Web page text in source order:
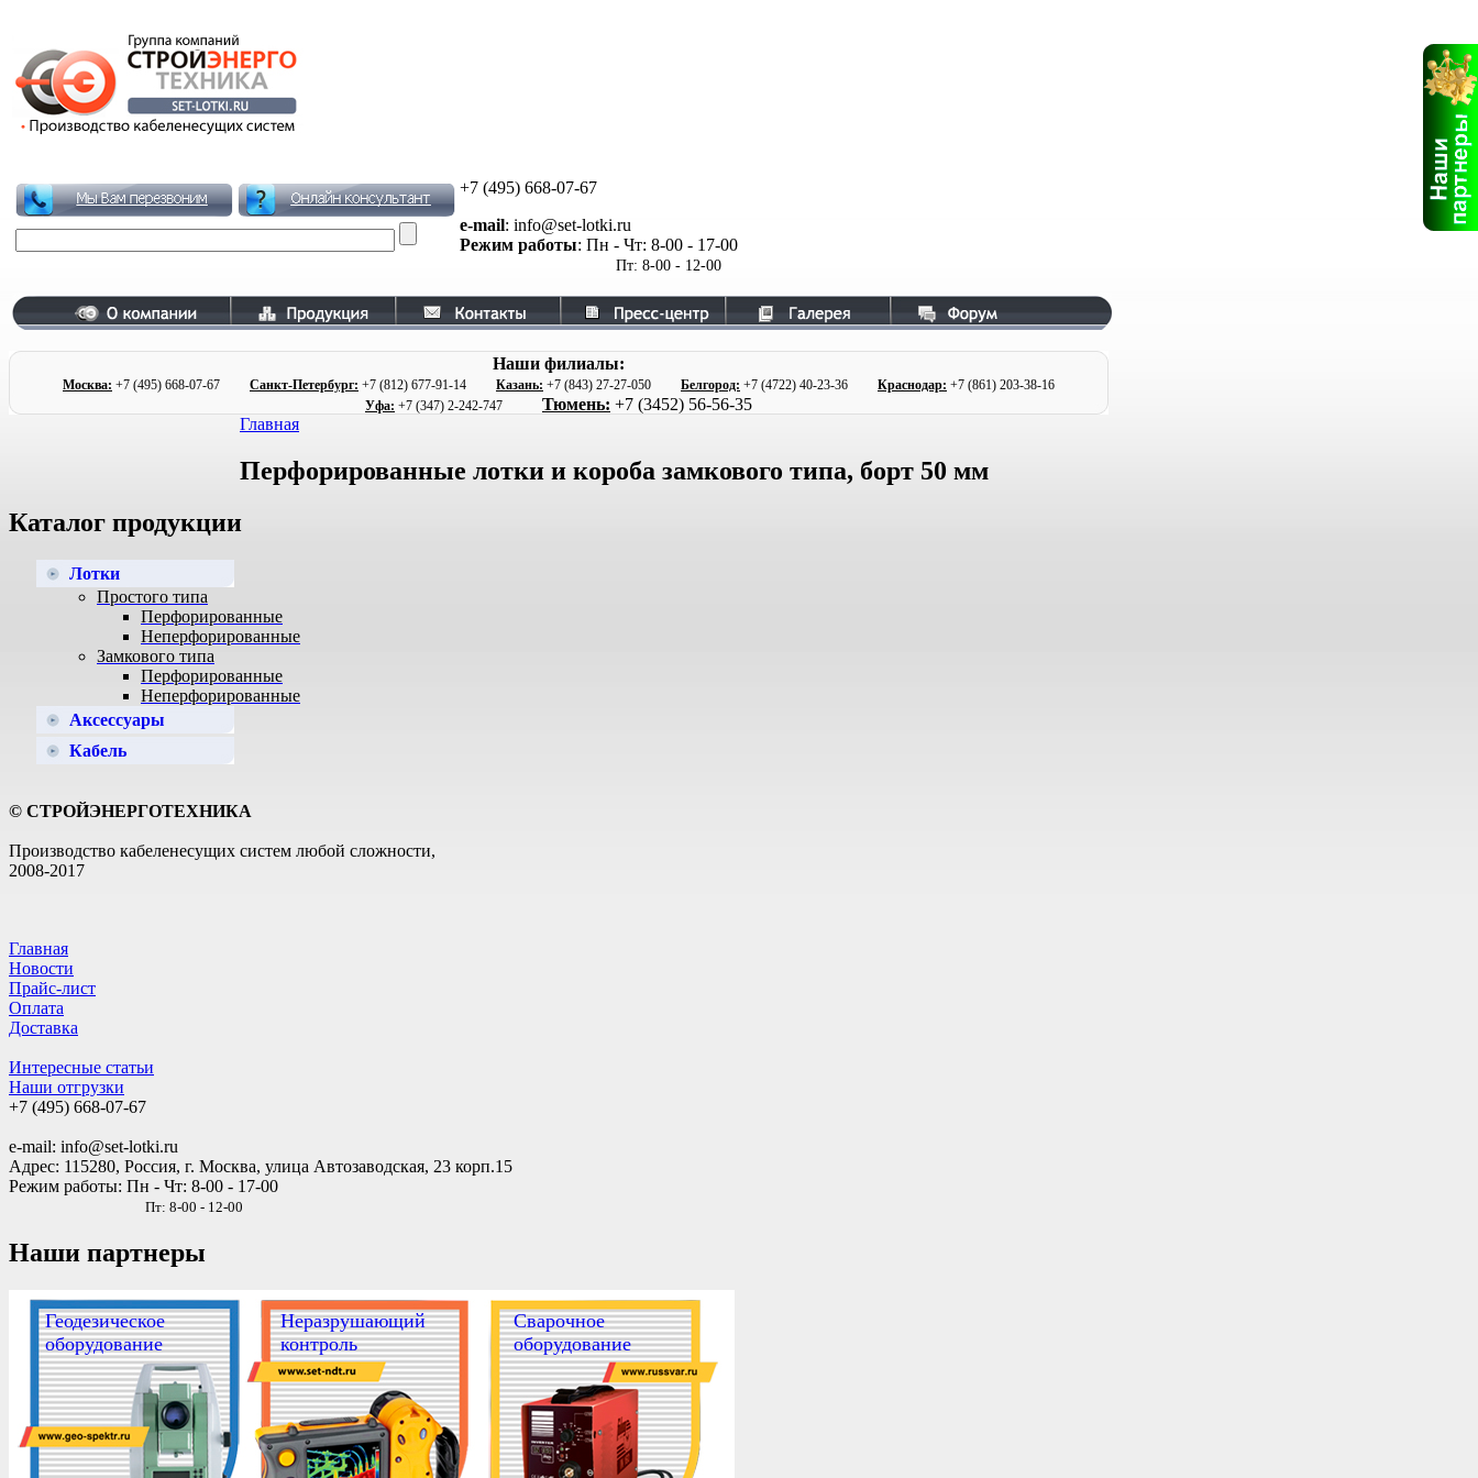
+7 (495) 668-07-67
e-mail: info@set-lotki.ru
Режим работы: Пн - Чт: 8-00 - 17-00
Пт: 8-00 - 12-00
Наши филиалы:
Москва: +7 (495) 668-07-67 Санкт-Петербург: +7 (812) 677-91-14 Казань: +7 (843) 27-27-050 Белгород: +7 (4722) 40-23-36 Краснодар: +7 (861) 203-38-16
Уфа: +7 (347) 2-242-747 Тюмень: +7 (3452) 56-56-35
Главная
Перфорированные лотки и короба замкового типа, борт 50 мм
Каталог продукции
Лотки
Простого типа
Перфорированные
Неперфорированные
Замкового типа
Перфорированные
Неперфорированные
Аксессуары
Кабель
© СТРОЙЭНЕРГОТЕХНИКА
Производство кабеленесущих систем любой сложности,
2008-2017
Главная
Новости
Прайс-лист
Оплата
Доставка
Интересные статьи
Наши отгрузки
+7 (495) 668-07-67
e-mail: info@set-lotki.ru
Адрес: 115280, Россия, г. Москва, улица Автозаводская, 23 корп.15
Режим работы: Пн - Чт: 8-00 - 17-00
Пт: 8-00 - 12-00
Наши партнеры
Геодезическое
оборудование
Неразрушающий
контроль
Сварочное
оборудование